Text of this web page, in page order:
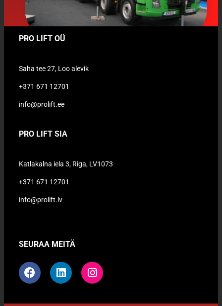
PRO LIFT OÜ
Saha tee 27, Loo alevik
+371 671 12701
info@prolift.ee
PRO LIFT SIA
Katlakalna iela 3, Riga, LV1073
+371 671 12701
info@prolift.lv
SEURAA MEITÄ